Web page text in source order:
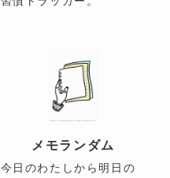
メモランダム
今日のわたしから明日の